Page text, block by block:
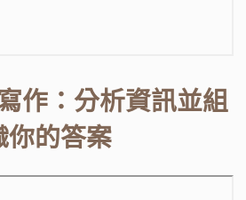
作：分析資訊並組
你的答案